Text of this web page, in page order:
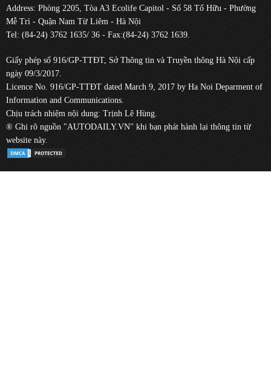
Address: Phòng 2205, Tòa A3 Ecolife Capitol - Số 58 Tố Hữu - Phường
Mễ Trì - Quận Nam Từ Liêm - Hà Nội
Tel: (84-24) 3762 1635/ 36 - Fax:(84-24) 3762 1639.
Giấy phép số 916/GP-TTĐT, Sở Thông tin và Truyền thông Hà Nội cấp
ngày 09/3/2017.
Licence No. 916/GP-TTĐT dated March 9, 2017 by Ha Noi Deparment of
Information and Communications.
Chịu trách nhiệm nội dung: Trịnh Lê Hùng.
® Ghi rõ nguồn "AUTODAILY.VN" khi bạn phát hành lại thông tin từ
website này.